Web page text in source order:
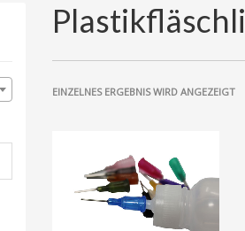
Plastikfläschli
EINZELNES ERGEBNIS WIRD ANGEZEIGT